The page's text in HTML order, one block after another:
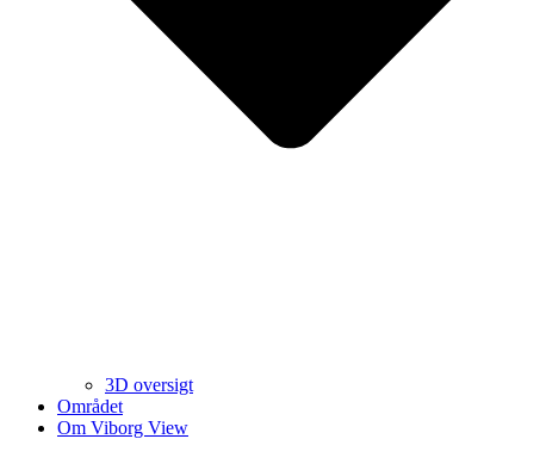
3D oversigt
Området
Om Viborg View